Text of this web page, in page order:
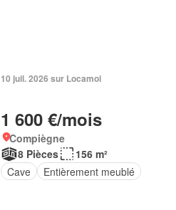
10 juil. 2026 sur Locamoi
1 600 €/mois
Compiègne
8 Pièces
156 m²
Cave
Entièrement meublé